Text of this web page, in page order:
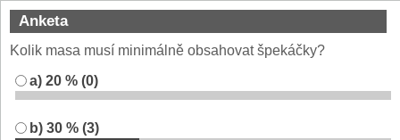
Anketa
Kolik masa musí minimálně obsahovat špekáčky?
a) 20 % (0)
b) 30 % (3)